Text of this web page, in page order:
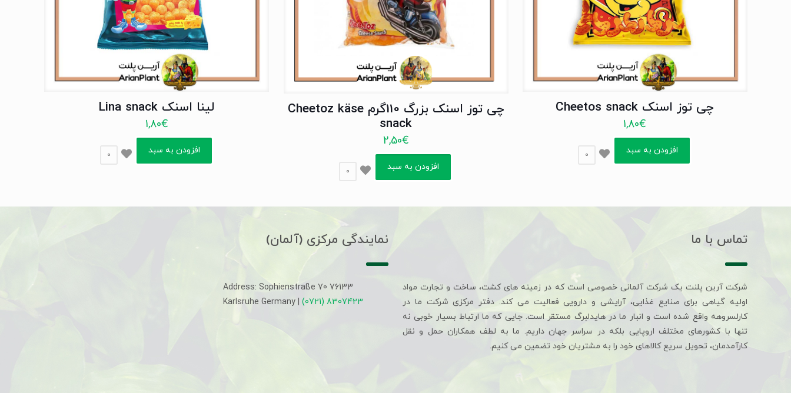
چی توز اسنک Cheetos snack
1,80€
افزودن به سبد 0
چی توز اسنک بزرگ 110گرم Cheetoz käse
snack
2,50€
افزودن به سبد 0
لینا اسنک Lina snack
1,80€
افزودن به سبد 0
تماس با ما
شرکت آرین پلنت یک شرکت آلمانی خصوصی است که در زمینه های کشت، ساخت و تجارت مواد
اولیه گیاهی برای صنایع غذایی، آرایشی و دارویی فعالیت می کند. دفتر مرکزی شرکت ما در
کارلسروهه واقع شده است و انبار ما در هایدلبرگ مستقر است. جایی که ما ارتباط بسیار خوبی نه
تنها با کشورهای مختلف اروپایی بلکه در سراسر جهان داریم. ما به لطف همکاران حمل و نقل
کارآمدمان، تحویل سریع کالاهای خود را به مشتریان خود تضمین می کنیم.
نمایندگی مرکزی (آلمان)
Address: Sophienstraße 70 76133
Karlsruhe Germany | (0721) 8307423